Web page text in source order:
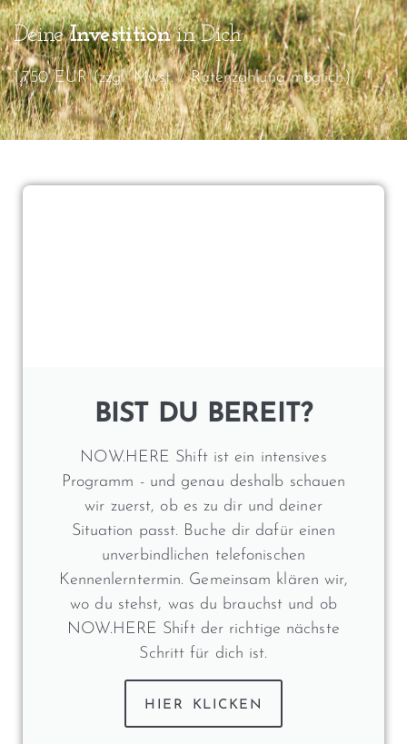
DeineInvestitionin Dich
1.750 EUR (zzgl. Mwst. / Ratenzahlung möglich)
BIST DU BEREIT?
NOW.HERE Shift ist ein intensives
Programm - und genau deshalb schauen
wir zuerst, ob es zu dir und deiner
Situation passt. Buche dir dafür einen
unverbindlichen telefonischen
Kennenlerntermin. Gemeinsam klären wir,
wo du stehst, was du brauchst und ob
NOW.HERE Shift der richtige nächste
Schritt für dich ist.
HIER KLICKEN